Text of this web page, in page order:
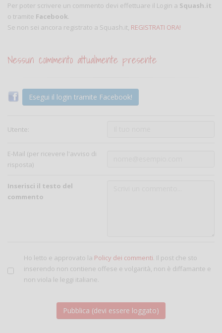
Per poter scrivere un commento devi effettuare il Login a Squash.it
o tramite Facebook.
Se non sei ancora registrato a Squash.it, REGISTRATI ORA!
Nessun commento attualmente presente
Esegui il login tramite Facebook!
Utente:
E-Mail (per ricevere l'avviso di
risposta)
Inserisci il testo del
commento
Ho letto e approvato la Policy dei commenti. Il post che sto
inserendo non contiene offese e volgarità, non è diffamante e
non viola le leggi italiane.